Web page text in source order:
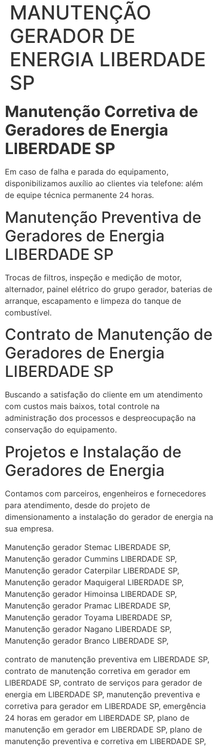
MANUTENÇÃO
GERADOR DE
ENERGIA LIBERDADE
SP
Manutenção Corretiva de
Geradores de Energia
LIBERDADE SP
Em caso de falha e parada do equipamento,
disponibilizamos auxílio ao clientes via telefone: além
de equipe técnica permanente 24 horas.
Manutenção Preventiva de
Geradores de Energia
LIBERDADE SP
Trocas de filtros, inspeção e medição de motor,
alternador, painel elétrico do grupo gerador, baterias de
arranque, escapamento e limpeza do tanque de
combustível.
Contrato de Manutenção de
Geradores de Energia
LIBERDADE SP
Buscando a satisfação do cliente em um atendimento
com custos mais baixos, total controle na
administração dos processos e despreocupação na
conservação do equipamento.
Projetos e Instalação de
Geradores de Energia
Contamos com parceiros, engenheiros e fornecedores
para atendimento, desde do projeto de
dimensionamento a instalação do gerador de energia na
sua empresa.
Manutenção gerador Stemac LIBERDADE SP,
Manutenção gerador Cummins LIBERDADE SP,
Manutenção gerador Caterpilar LIBERDADE SP,
Manutenção gerador Maquigeral LIBERDADE SP,
Manutenção gerador Himoinsa LIBERDADE SP,
Manutenção gerador Pramac LIBERDADE SP,
Manutenção gerador Toyama LIBERDADE SP,
Manutenção gerador Nagano LIBERDADE SP,
Manutenção gerador Branco LIBERDADE SP,
contrato de manutenção preventiva em LIBERDADE SP,
contrato de manutenção corretiva em gerador em
LIBERDADE SP, contrato de serviços para gerador de
energia em LIBERDADE SP, manutenção preventiva e
corretiva para gerador em LIBERDADE SP, emergência
24 horas em gerador em LIBERDADE SP, plano de
manutenção em gerador em LIBERDADE SP, plano de
manutenção preventiva e corretiva em LIBERDADE SP,